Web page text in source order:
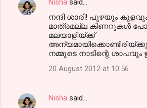
Nisha said…
നന്ദി ശാരി! പുഴയും
മാത്രമല്ല കിണറുകള്‍
മലയാളിയ്ക്ക്
നമ്മുടെ നാടിന്റെ ശാപവും
20 August 2012 at 10:56
Nisha said…